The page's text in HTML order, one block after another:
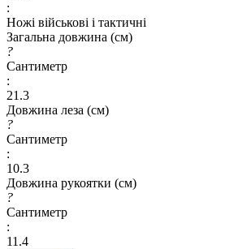
:
Ножі військові і тактичні
Загальна довжина (см)
?
Сантиметр
:
21.3
Довжина леза (см)
?
Сантиметр
:
10.3
Довжина рукоятки (см)
?
Сантиметр
:
11.4